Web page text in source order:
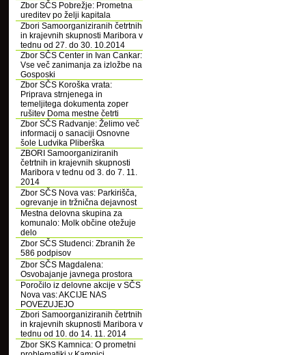
Zbor SČS Pobrežje: Prometna
ureditev po želji kapitala
Zbori Samoorganiziranih četrtnih
in krajevnih skupnosti Maribora v
tednu od 27. do 30. 10.2014
Zbor SČS Center in Ivan Cankar:
Vse več zanimanja za izložbe na
Gosposki
Zbor SČS Koroška vrata:
Priprava strnjenega in
temeljitega dokumenta zoper
rušitev Doma mestne četrti
Zbor SČS Radvanje: Želimo več
informacij o sanaciji Osnovne
šole Ludvika Pliberška
ZBORI Samoorganiziranih
četrtnih in krajevnih skupnosti
Maribora v tednu od 3. do 7. 11.
2014
Zbor SČS Nova vas: Parkirišča,
ogrevanje in tržnična dejavnost
Mestna delovna skupina za
komunalo: Molk občine otežuje
delo
Zbor SČS Studenci: Zbranih že
586 podpisov
Zbor SČS Magdalena:
Osvobajanje javnega prostora
Poročilo iz delovne akcije v SČS
Nova vas: AKCIJE NAS
POVEZUJEJO
Zbori Samoorganiziranih četrtnih
in krajevnih skupnosti Maribora v
tednu od 10. do 14. 11. 2014
Zbor SKS Kamnica: O prometni